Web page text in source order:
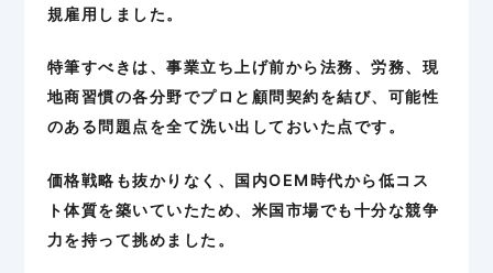
規雇用しました。
特筆すべきは、事業立ち上げ前から法務、労務、現
地商習慣の各分野でプロと顧問契約を結び、可能性
のある問題点を全て洗い出しておいた点です。
価格戦略も抜かりなく、国内OEM時代から低コス
ト体質を築いていたため、米国市場でも十分な競争
力を持って挑めました。